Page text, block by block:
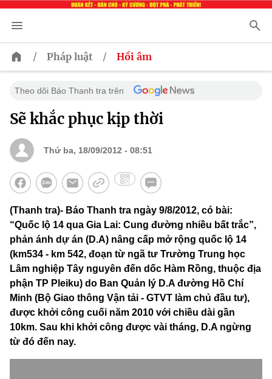
/ Pháp luật / Hồi âm
Theo dõi Báo Thanh tra trên
Sẽ khắc phục kịp thời
Thứ ba, 18/09/2012 - 08:51
(Thanh tra)- Báo Thanh tra ngày 9/8/2012, có bài:
“Quốc lộ 14 qua Gia Lai: Cung đường nhiều bất trắc”,
phản ánh dự án (D.A) nâng cấp mở rộng quốc lộ 14
(km534 - km 542, đoạn từ ngã tư Trường Trung học
Lâm nghiệp Tây nguyên đến dốc Hàm Rồng, thuộc địa
phận TP Pleiku) do Ban Quản lý D.A đường Hồ Chí
Minh (Bộ Giao thông Vận tải - GTVT làm chủ đầu tư),
được khởi công cuối năm 2010 với chiều dài gần
10km. Sau khi khởi công được vài tháng, D.A ngừng
từ đó đến nay.